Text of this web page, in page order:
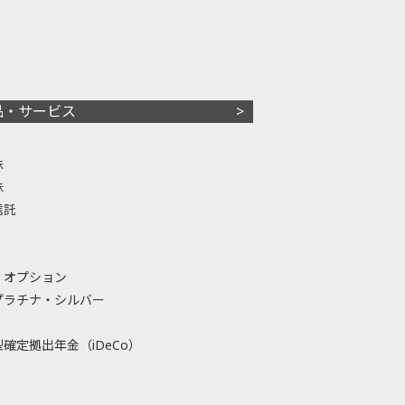
・サービス
託
プション
ラチナ・シルバー
定拠出年金（iDeCo）